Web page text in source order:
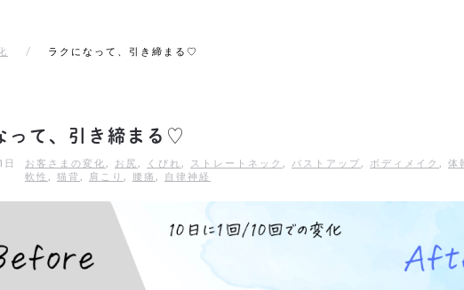
ラクになって、引き締まる♡
って、引き締まる♡
お客さまの変化 お尻 くびれ ストレートネック バストアップ ボディメイク 体
軟性
猫背 肩こり 腰痛 自律神経